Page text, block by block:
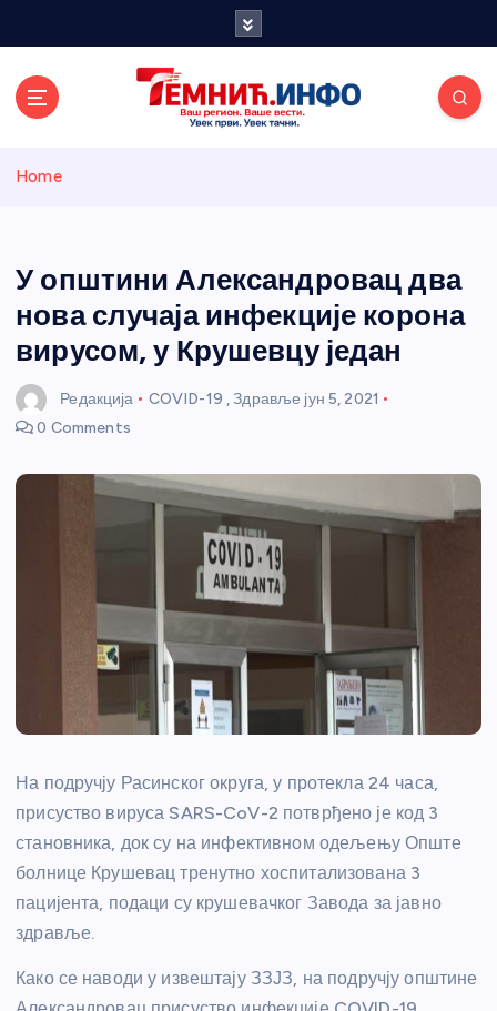
и портал
Home
У општини Александровац два
нова случаја инфекције корона
вирусом, у Крушевцу један
Редакција COVID-19 ,Здравље јун 5, 2021
0 Comments
На подручју Расинског округа, у протекла 24 часа,
присуство вируса SARS-CoV-2 потврђено је код 3
становника, док су на инфективном одељењу Опште
болнице Крушевац тренутно хоспитализована 3
пацијента, подаци су крушевачког Завода за јавно
здравље.
Како се наводи у извештају ЗЗЈЗ, на подручју општине